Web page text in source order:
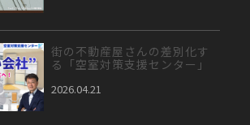
街の不動産屋さんの差別化す
る「空室対策支援センター」
2026.04.21